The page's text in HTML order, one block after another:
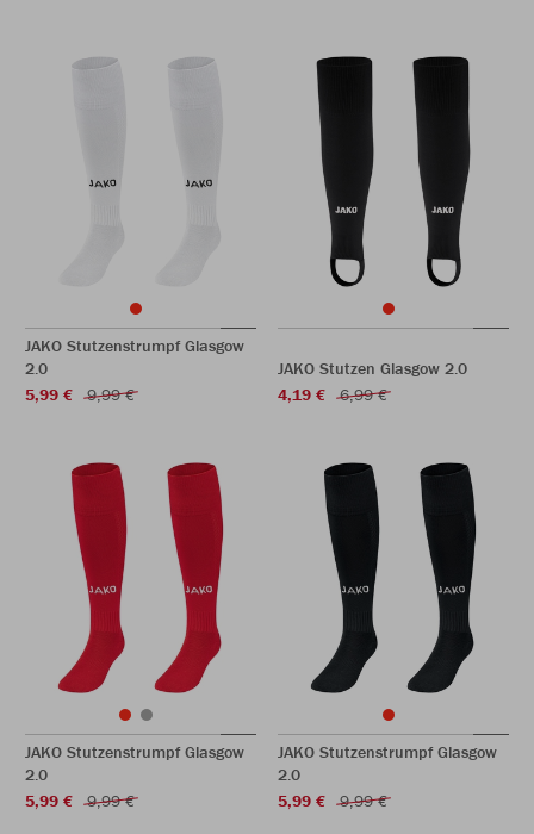
JAKO Stutzenstrumpf Glasgow
2.0
5,99 €
9,99 €
JAKO Stutzen Glasgow 2.0
4,19 €
6,99 €
JAKO Stutzenstrumpf Glasgow
2.0
5,99 €
9,99 €
JAKO Stutzenstrumpf Glasgow
2.0
5,99 €
9,99 €